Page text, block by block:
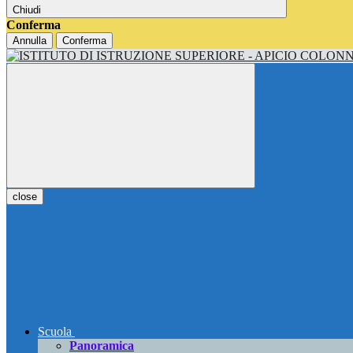
Chiudi
Conferma
Annulla Conferma
close
Scuola
Panoramica